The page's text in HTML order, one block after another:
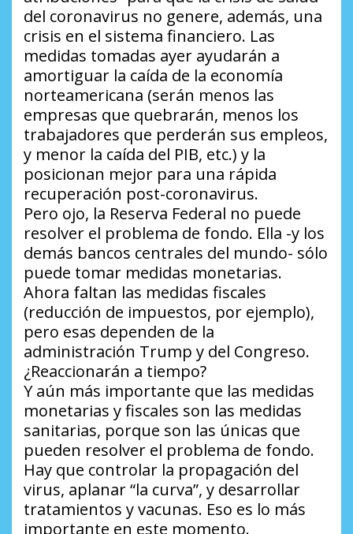
del coronavirus no genere, además, una
crisis en el sistema financiero. Las
medidas tomadas ayer ayudarán a
amortiguar la caída de la economía
norteamericana (serán menos las
empresas que quebrarán, menos los
trabajadores que perderán sus empleos,
y menor la caída del PIB, etc.) y la
posicionan mejor para una rápida
recuperación post-coronavirus.
Pero ojo, la Reserva Federal no puede
resolver el problema de fondo. Ella -y los
demás bancos centrales del mundo- sólo
puede tomar medidas monetarias.
Ahora faltan las medidas fiscales
(reducción de impuestos, por ejemplo),
pero esas dependen de la
administración Trump y del Congreso.
¿Reaccionarán a tiempo?
Y aún más importante que las medidas
monetarias y fiscales son las medidas
sanitarias, porque son las únicas que
pueden resolver el problema de fondo.
Hay que controlar la propagación del
virus, aplanar “la curva”, y desarrollar
tratamientos y vacunas. Eso es lo más
importante en este momento.